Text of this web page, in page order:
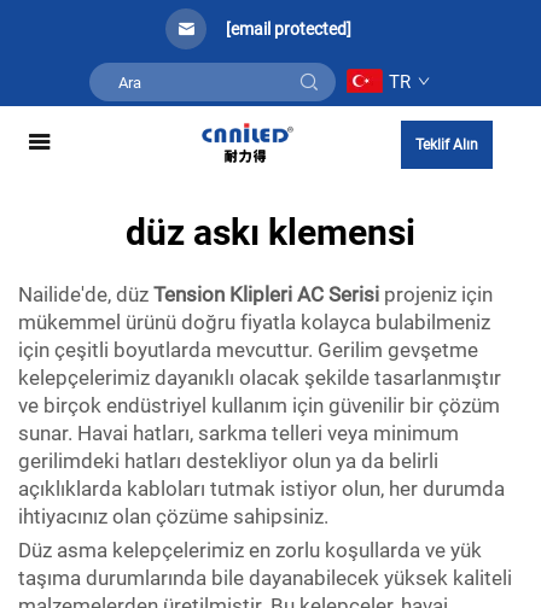
[email protected]
TR
Teklif Alın
düz askı klemensi
Nailide'de, düz Tension Klipleri AC Serisi projeniz için
mükemmel ürünü doğru fiyatla kolayca bulabilmeniz
için çeşitli boyutlarda mevcuttur. Gerilim gevşetme
kelepçelerimiz dayanıklı olacak şekilde tasarlanmıştır
ve birçok endüstriyel kullanım için güvenilir bir çözüm
sunar. Havai hatları, sarkma telleri veya minimum
gerilimdeki hatları destekliyor olun ya da belirli
açıklıklarda kabloları tutmak istiyor olun, her durumda
ihtiyacınız olan çözüme sahipsiniz.
Düz asma kelepçelerimiz en zorlu koşullarda ve yük
taşıma durumlarında bile dayanabilecek yüksek kaliteli